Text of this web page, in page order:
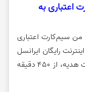
اعتباری به
من سیم‌کارت اعتباری
نموده و از 16 گیگابایت اینترنت رایگان ایرانسل
(به مدت 6 ماه) بهره‌مند شوید. همچنین علاوه بر اینترنت هدیه، از 450 دقیقه